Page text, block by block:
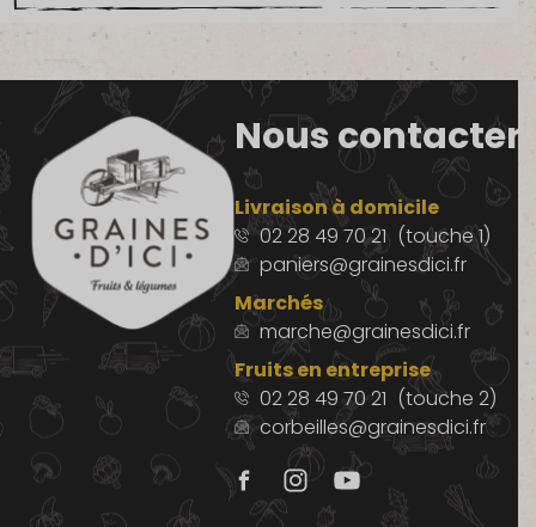
Nous contacter
Livraison à domicile
02 28 49 70 21 (touche 1)
paniers@grainesdici.fr
Marchés
marche@grainesdici.fr
Fruits en entreprise
02 28 49 70 21 (touche 2)
corbeilles@grainesdici.fr